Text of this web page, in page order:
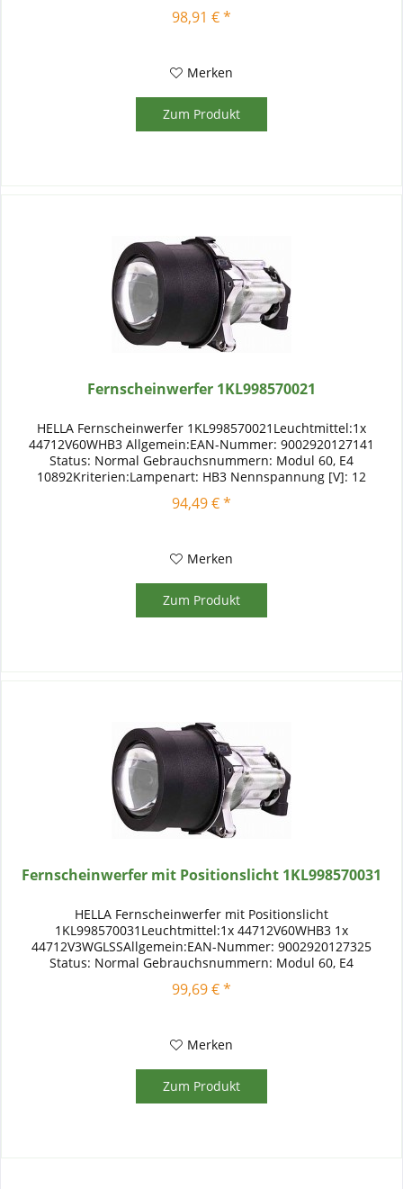
98,91 € *
Merken
Zum Produkt
Fernscheinwerfer 1KL998570021
HELLA Fernscheinwerfer 1KL998570021Leuchtmittel:1x
44712V60WHB3 Allgemein:EAN-Nummer: 9002920127141
Status: Normal Gebrauchsnummern: Modul 60, E4
10892Kriterien:Lampenart: HB3 Nennspannung [V]: 12
94,49 € *
Merken
Zum Produkt
Fernscheinwerfer mit Positionslicht 1KL998570031
HELLA Fernscheinwerfer mit Positionslicht
1KL998570031Leuchtmittel:1x 44712V60WHB3 1x
44712V3WGLSSAllgemein:EAN-Nummer: 9002920127325
Status: Normal Gebrauchsnummern: Modul 60, E4
10892Kriterien:Lampenart: HB3 Lampenart: W3W
Nennspannung...
99,69 € *
Merken
Zum Produkt